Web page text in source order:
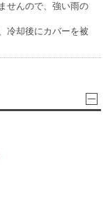
せんので、強い雨の
冷却後にカバーを被